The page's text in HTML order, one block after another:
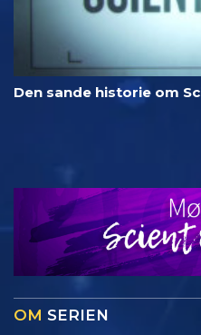
Den sande historie om
OM SERIEN